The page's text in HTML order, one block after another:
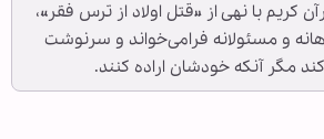
کریم با نهی از «قتل اولاد از ترس فقر»،
و مسئولانه فرامی‌خواند و سرنوشت
مگر آنکه خودشان اراده کنند.